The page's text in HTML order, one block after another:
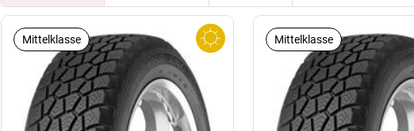
Mittelklasse Mittelklasse